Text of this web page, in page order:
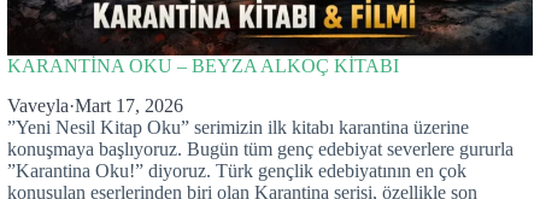
KARANTİNA OKU – BEYZA ALKOÇ KİTABI
Vaveyla·Mart 17, 2026
”Yeni Nesil Kitap Oku” serimizin ilk kitabı karantina üzerine
konuşmaya başlıyoruz. Bugün tüm genç edebiyat severlere gururla
”Karantina Oku!” diyoruz. Türk gençlik edebiyatının en çok
konuşulan eserlerinden biri olan Karantina serisi, özellikle son